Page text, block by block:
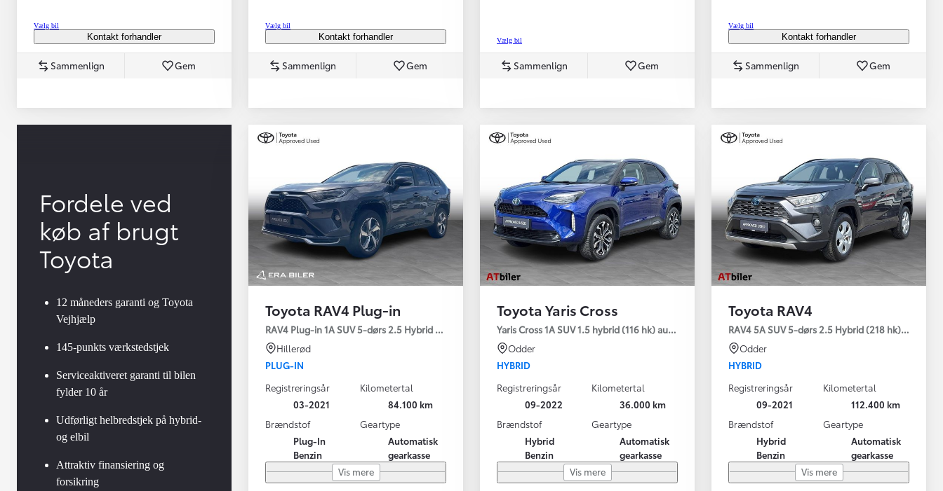
Den nye Yaris Cross
Kommer snart
Vælg bil
Kontakt forhandler
Sammenlign Gem
Vælg bil
Kontakt forhandler
Sammenlign Gem
Vælg bil
Sammenlign Gem
Vælg bil
Kontakt forhandler
Sammenlign Gem
Fordele ved
køb af brugt
Toyota
12 måneders garanti og Toyota
Vejhjælp
145-punkts værkstedstjek
Serviceaktiveret garanti til bilen
fylder 10 år
Udførligt helbredstjek på hybrid-
og elbil
Attraktiv finansiering og
forsikring
Toyota RAV4 Plug-in
RAV4 Plug-in 1A SUV 5-dørs 2.5 Hybrid (306 hk) aut. gear AWD-i H3 - Comfort - Premium
Hillerød
PLUG-IN
Registreringsår
03-2021
Kilometertal
84.100 km
Brændstof
Plug-In
Benzin
Geartype
Automatisk
gearkasse
Vis mere
Toyota Yaris Cross
Yaris Cross 1A SUV 1.5 hybrid (116 hk) aut. gear Style
Odder
HYBRID
Registreringsår
09-2022
Kilometertal
36.000 km
Brændstof
Hybrid
Benzin
Geartype
Automatisk
gearkasse
Vis mere
Toyota RAV4
RAV4 5A SUV 5-dørs 2.5 Hybrid (218 hk) aut.
Odder
HYBRID
Registreringsår
09-2021
Kilometertal
112.400 km
Brændstof
Hybrid
Benzin
Geartype
Automatisk
gearkasse
Vis mere